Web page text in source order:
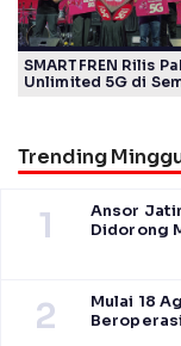
SMARTFREN Rilis
Unlimited 5G di
Trending
1
Ansor
Didorong
2
Mulai 18